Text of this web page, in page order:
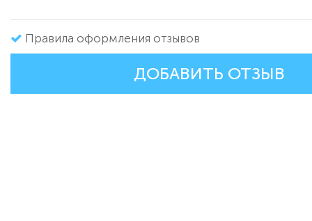
Правила оформления отзывов
ДОБАВИТЬ ОТЗЫВ